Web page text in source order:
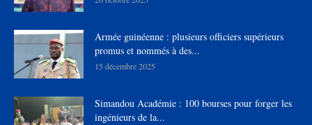
Armée guinéenne : plusieurs officiers supérieurs
promus et nommés à des...
15 décembre 2025
Simandou Académie : 100 bourses pour forger les
ingénieurs de la...